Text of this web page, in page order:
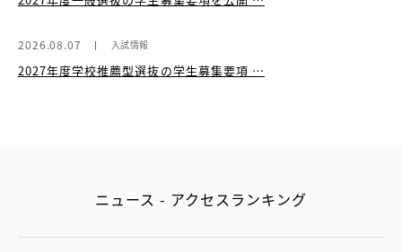
2026.08.07 入試情報
2027年度学校推薦型選抜の学生募集要項 …
ニュース - アクセスランキング